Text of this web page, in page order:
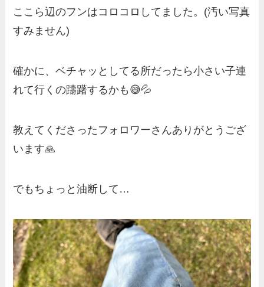
ここら辺のフンはコロコロしてました。(汚い写真
すみません)
確かに、ベチャッとしてる所だったら小さい子連
れて行くの躊躇するかも😅💦
教えてくださったフォロワーさんありがとうござ
います🙏
でもちょっと油断して…